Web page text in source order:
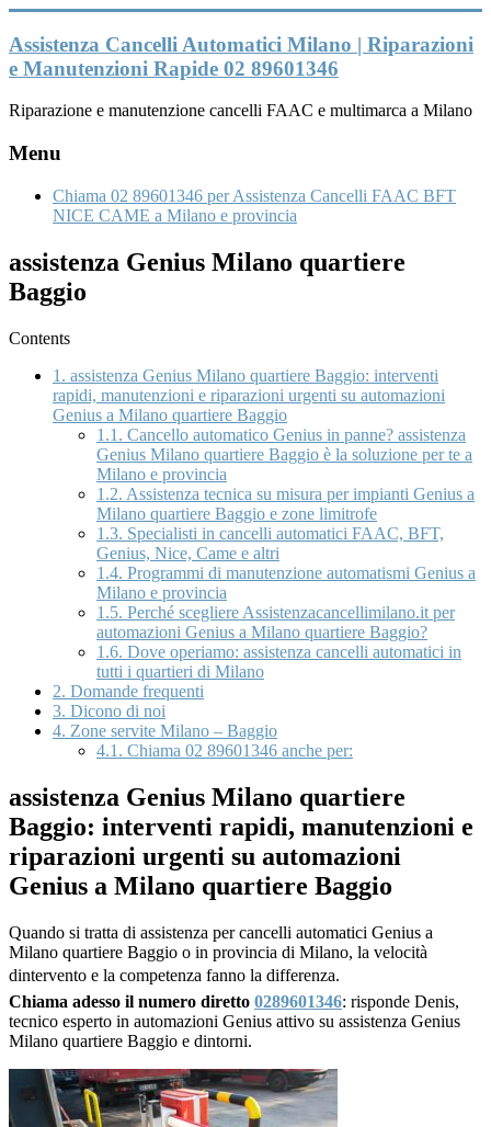
al
contenuto
Assistenza Cancelli Automatici Milano | Riparazioni
e Manutenzioni Rapide 02 89601346
Riparazione e manutenzione cancelli FAAC e multimarca a Milano
Menu
Chiama 02 89601346 per Assistenza Cancelli FAAC BFT
NICE CAME a Milano e provincia
assistenza Genius Milano quartiere
Baggio
Contents
1. assistenza Genius Milano quartiere Baggio: interventi
rapidi, manutenzioni e riparazioni urgenti su automazioni
Genius a Milano quartiere Baggio
1.1. Cancello automatico Genius in panne? assistenza
Genius Milano quartiere Baggio è la soluzione per te a
Milano e provincia
1.2. Assistenza tecnica su misura per impianti Genius a
Milano quartiere Baggio e zone limitrofe
1.3. Specialisti in cancelli automatici FAAC, BFT,
Genius, Nice, Came e altri
1.4. Programmi di manutenzione automatismi Genius a
Milano e provincia
1.5. Perché scegliere Assistenzacancellimilano.it per
automazioni Genius a Milano quartiere Baggio?
1.6. Dove operiamo: assistenza cancelli automatici in
tutti i quartieri di Milano
2. Domande frequenti
3. Dicono di noi
4. Zone servite Milano – Baggio
4.1. Chiama 02 89601346 anche per:
assistenza Genius Milano quartiere
Baggio: interventi rapidi, manutenzioni e
riparazioni urgenti su automazioni
Genius a Milano quartiere Baggio
Quando si tratta di assistenza per cancelli automatici Genius a
Milano quartiere Baggio o in provincia di Milano, la velocità
dintervento e la competenza fanno la differenza.
Chiama adesso il numero diretto 0289601346: risponde Denis,
tecnico esperto in automazioni Genius attivo su assistenza Genius
Milano quartiere Baggio e dintorni.